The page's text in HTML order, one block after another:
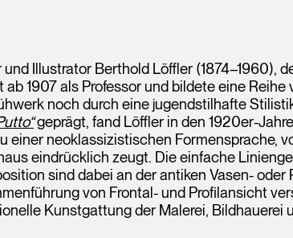
und Illustrator Berthold Löffler (1874–1960),
1907 als Professor und bildete eine
noch durch eine jugendstilhafte
geprägt, fand Löffler in den 1920er-
einer neoklassizistischen Formensprache,
eindrücklich zeugt. Die einfache
sind dabei an der antiken Vasen-
von Frontal- und Profilansicht
Kunstgattung der Malerei, Bildhauerei